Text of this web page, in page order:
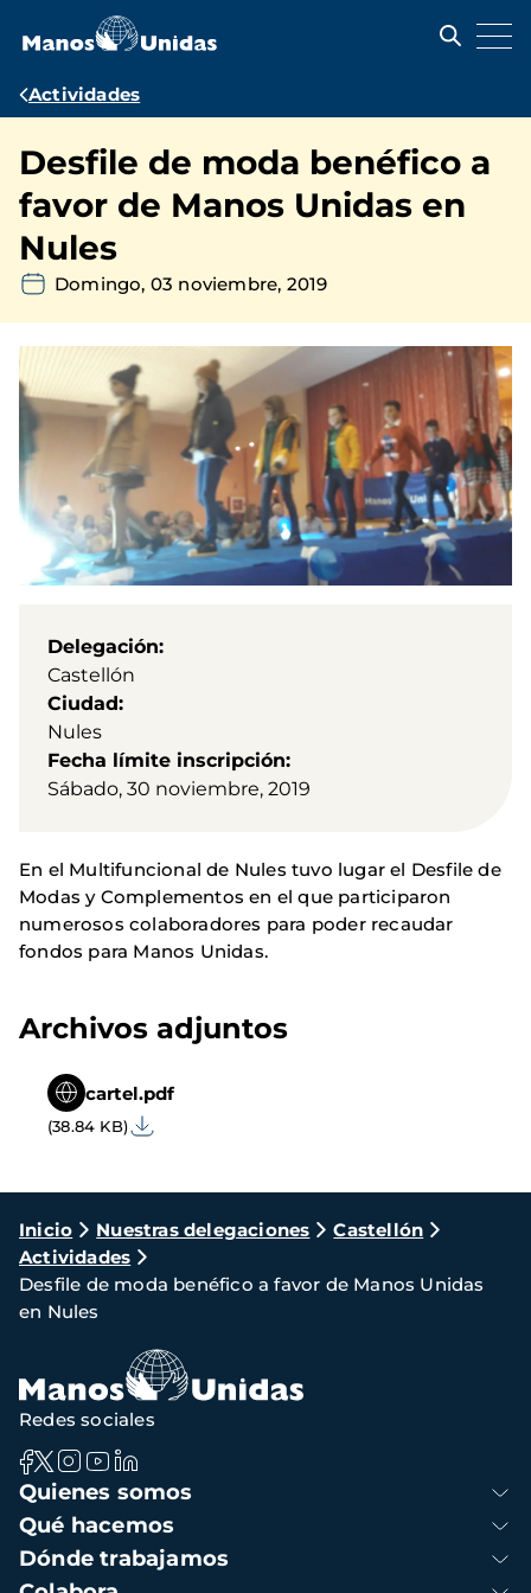
contenido
Ruta
navegación
Actividades
Desfile de moda benéfico a
favor de Manos Unidas en
Nules
Domingo, 03 noviembre, 2019
Delegación
Castellón
Ciudad
Nules
Fecha límite inscripción
Sábado, 30 noviembre, 2019
En el Multifuncional de Nules tuvo lugar el Desfile de
Modas y Complementos en el que participaron
numerosos colaboradores para poder recaudar
fondos para Manos Unidas.
Archivos adjuntos
cartel.pdf
(38.84 KB)
Ruta
de
navegación
Inicio Nuestras delegaciones
Castellón
Actividades
Desfile de moda benéfico a favor de Manos Unidas
en Nules
Navegación
principal
Quienes somos
Qué hacemos
Dónde trabajamos
Redes sociales